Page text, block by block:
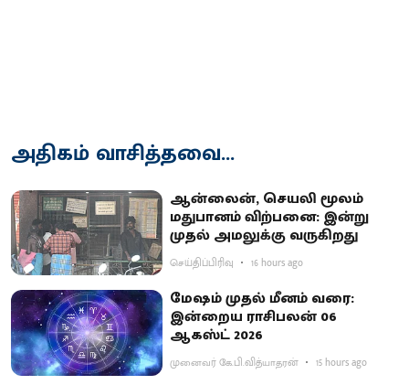
அதிகம் வாசித்தவை...
ஆன்லைன், செயலி மூலம்
மதுபானம் விற்பனை: இன்று
முதல் அமலுக்கு வருகிறது
செய்திப்பிரிவு 16 hours ago
மேஷம் முதல் மீனம் வரை:
இன்றைய ராசிபலன் 06
ஆகஸ்ட் 2026
முனைவர் கே.பி.வித்யாதரன் 15 hours ago